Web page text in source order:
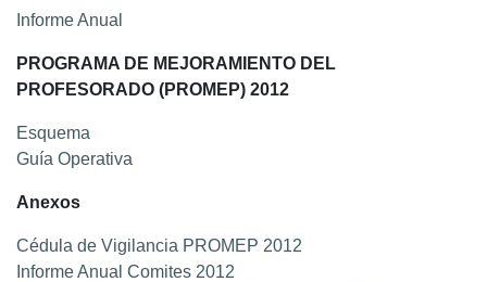
Informe Anual
PROGRAMA DE MEJORAMIENTO DEL
PROFESORADO (PROMEP) 2012
Esquema
Guía Operativa
Anexos
Cédula de Vigilancia PROMEP 2012
Informe Anual Comites 2012